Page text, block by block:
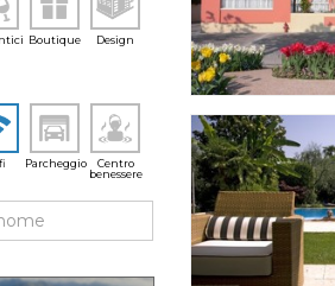
Boutique Design
Parcheggio
Centro
benessere